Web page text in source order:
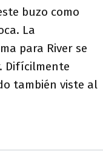
buzo como
La
para River se
Difícilmente
también viste al